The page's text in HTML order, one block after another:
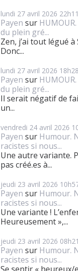
lundi 27 avril 2026 22h11
Payen sur
du plein gré...
Zen, j’ai tout légué à
Donc...
lundi 27 avril 2026 18h28
Payen sur
du plein gré...
Il serait négatif de
un...
vendredi 24 avril 2026
Payen sur Humour.
racistes si nous...
Une autre variante.
pas créé.es à...
jeudi 23 avril 2026
Payen sur Humour.
racistes si nous...
Une variante !
Heureusement »,...
jeudi 23 avril 2026 08h21
Payen sur Humour.
racistes si nous...